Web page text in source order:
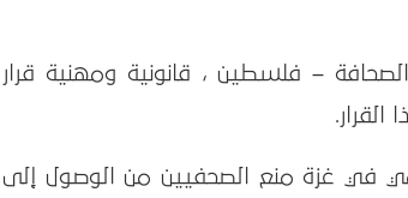
– فلسطين ، قانونية ومهنية قرار
في غزة منع الصحفيين من الوصول إلى